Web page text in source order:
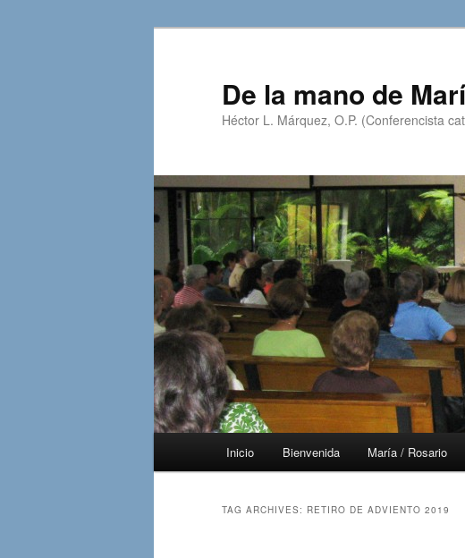
De la mano de
Héctor L. Márquez, O.P. (Conferencista
Inicio Bienvenida María / Rosario
TAG ARCHIVES: RETIRO DE ADVIENTO 2019